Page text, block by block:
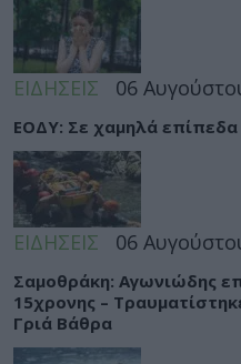
ΕΙΔΗΣΕΙΣ 06
ΕΟΔΥ: Σε χαμηλά επίπεδα
ΕΙΔΗΣΕΙΣ 06
Σαμοθράκη: Αγωνιώδης
15χρονης –
Γριά Βάθρα